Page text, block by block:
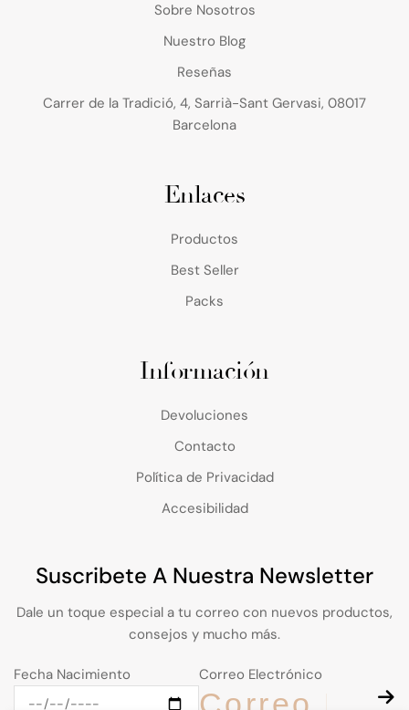
Sobre Nosotros
Nuestro Blog
Reseñas
Carrer de la Tradició, 4, Sarrià-Sant Gervasi, 08017
Barcelona
Enlaces
Productos
Best Seller
Packs
Información
Devoluciones
Contacto
Política de Privacidad
Accesibilidad
Suscribete A Nuestra Newsletter
Dale un toque especial a tu correo con nuevos productos,
consejos y mucho más.
Fecha Nacimiento Correo Electrónico